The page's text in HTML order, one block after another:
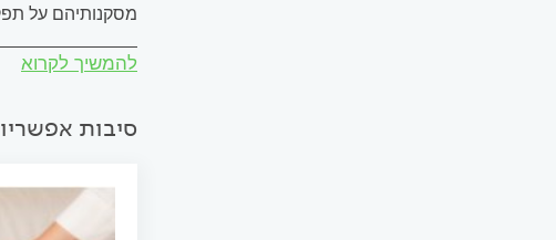
מסקנותיהם על
דומה לו: לא
להמשיך לקרוא
סיבות